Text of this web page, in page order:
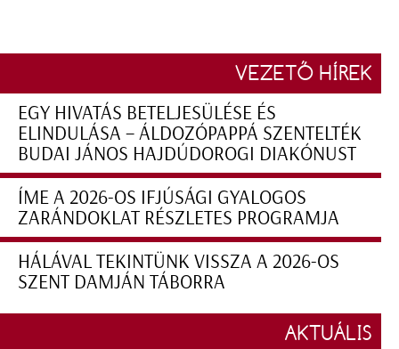
VEZETŐ HÍREK
EGY HIVATÁS BETELJESÜLÉSE ÉS
ELINDULÁSA – ÁLDOZÓPAPPÁ SZENTELTÉK
BUDAI JÁNOS HAJDÚDOROGI DIAKÓNUST
ÍME A 2026-OS IFJÚSÁGI GYALOGOS
ZARÁNDOKLAT RÉSZLETES PROGRAMJA
HÁLÁVAL TEKINTÜNK VISSZA A 2026-OS
SZENT DAMJÁN TÁBORRA
AKTUÁLIS